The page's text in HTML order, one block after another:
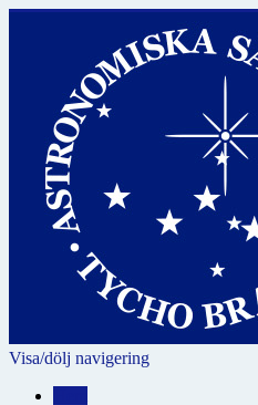
Visa/dölj navigering